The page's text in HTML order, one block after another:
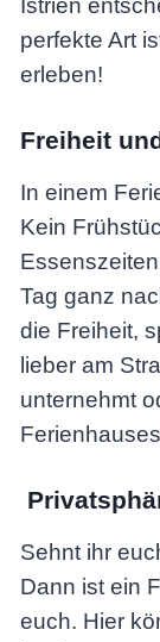
Istrien
perfekte Art
erleben!
Freiheit
In einem
Kein
Tag ganz
die Freiheit,
lieber am
unternehmt
Sehnt ihr
Dann ist ein
euch. Hier